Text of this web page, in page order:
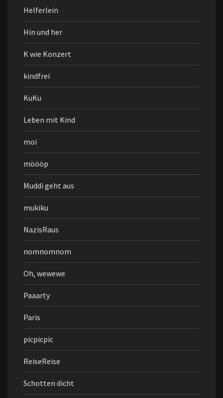
Helferlein
Hin und her
K wie Konzert
kindfrei
KuKu
Leben mit Kind
moi
möööp
Muddi geht aus
mukiku
NazisRaus
nomnomnom
Oh, wewewe
Paaarty
Paris
picpicpic
ReiseReise
Schotten dicht